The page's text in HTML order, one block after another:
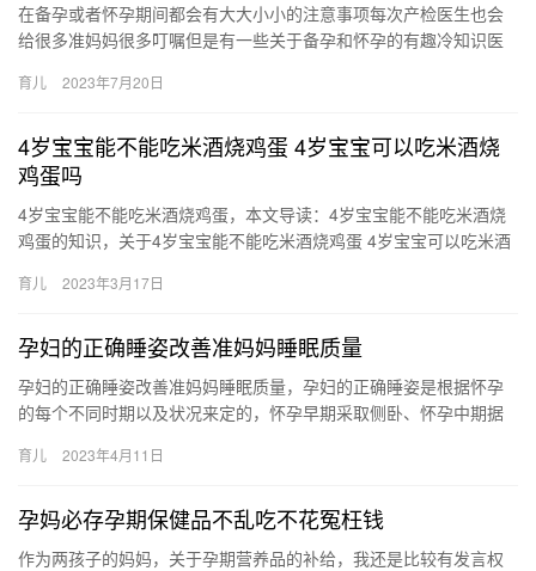
在备孕或者怀孕期间都会有大大小小的注意事项每次产检医生也会
给很多准妈妈很多叮嘱但是有一些关于备孕和怀孕的有趣冷知识医
大大…
育儿 2023年7月20日
4岁宝宝能不能吃米酒烧鸡蛋 4岁宝宝可以吃米酒烧
鸡蛋吗
4岁宝宝能不能吃米酒烧鸡蛋，本文导读：4岁宝宝能不能吃米酒烧
鸡蛋的知识，关于4岁宝宝能不能吃米酒烧鸡蛋 4岁宝宝可以吃米酒
育儿 2023年3月17日
孕妇的正确睡姿改善准妈妈睡眠质量
孕妇的正确睡姿改善准妈妈睡眠质量，孕妇的正确睡姿是根据怀孕
的每个不同时期以及状况来定的，怀孕早期采取侧卧、怀孕中期据
的…
育儿 2023年4月11日
孕妈必存孕期保健品不乱吃不花冤枉钱
作为两孩子的妈妈，关于孕期营养品的补给，我还是比较有发言权